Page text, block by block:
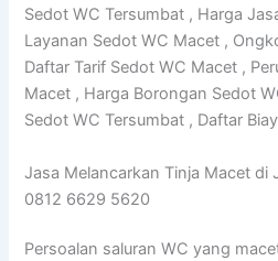
Sedot WC Tersumbat , Harga
Layanan Sedot WC Macet ,
Daftar Tarif Sedot WC Macet ,
Macet , Harga Borongan Sedot
Sedot WC Tersumbat , Daftar
Jasa Melancarkan Tinja Macet di
0812 6629 5620
Persoalan saluran WC yang